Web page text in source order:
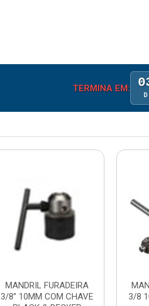
TERMINA EM:
D
MANDRIL FURADEIRA
3/8” 10MM COM CHAVE
3/8